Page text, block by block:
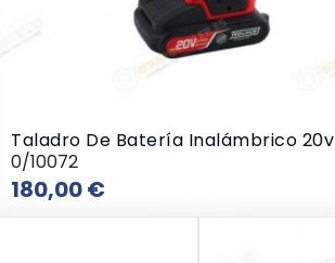
Taladro De Batería Inalámbrico 20v
0/10072
180,00 €